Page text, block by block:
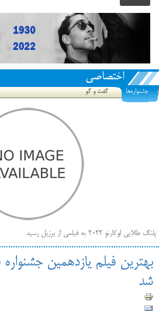
اختصاصی
جشنواره‌ها گفت و گو
پلنگ طلایی لوکارنو ۲۰۲۲ به فیلمی از برزیل رسید
فهرست فیلم‌های بخش مسابقه جشنواره فیلم ونیز ۲۰۲۲ مشخص شد، سهم پررنگ ایرانی‌ها
بیرون راندن فیلم‌های منتسب به حامیان کرملین از
بهترین فیلم یازدهمین
شد